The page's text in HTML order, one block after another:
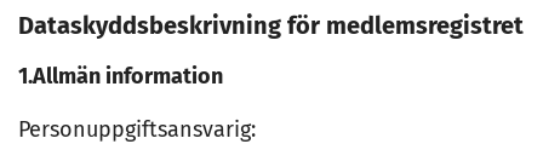
Dataskyddsbeskrivning för medlemsregistret
1.Allmän information
Personuppgiftsansvarig: